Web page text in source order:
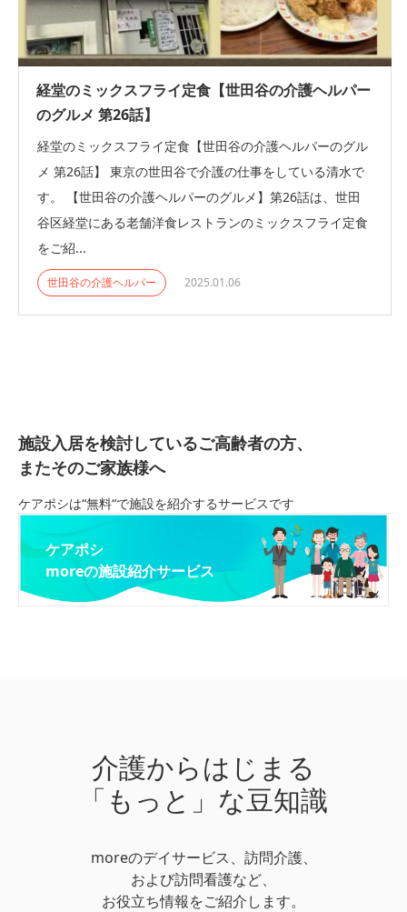
経堂のミックスフライ定食【世田谷の介護ヘルパー
のグルメ 第26話】
経堂のミックスフライ定食【世田谷の介護ヘルパーのグル
メ 第26話】 東京の世田谷で介護の仕事をしている清水で
す。 【世田谷の介護ヘルパーのグルメ】第26話は、世田
谷区経堂にある老舗洋食レストランのミックスフライ定食
をご紹...
世田谷の介護ヘルパー 2025.01.06
施設入居を検討しているご高齢者の方、
またそのご家族様へ
ケアポシは“無料“で施設を紹介するサービスです
ケアポシ
moreの施設紹介サービス
介護からはじまる
「もっと」な豆知識
moreのデイサービス、訪問介護、
および訪問看護など、
お役立ち情報をご紹介します。